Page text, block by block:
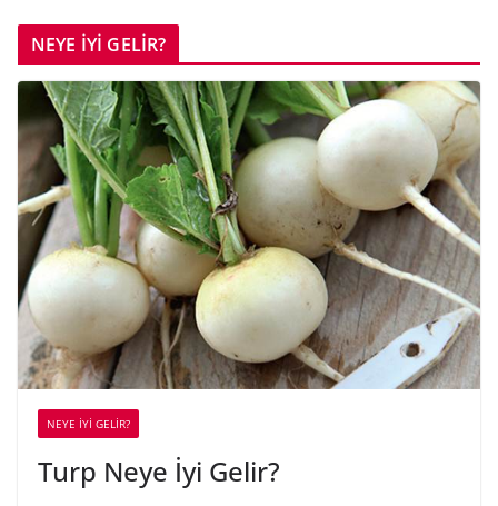
NEYE İYİ GELİR?
NEYE İYİ GELİR?
Turp Neye İyi Gelir?